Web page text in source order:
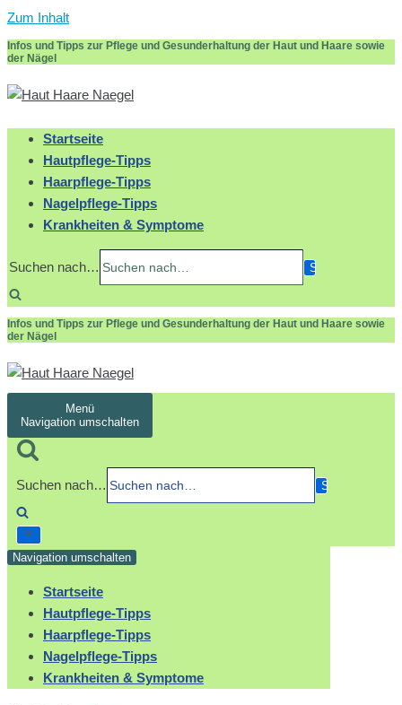
Zum Inhalt
Infos und Tipps zur Pflege und Gesunderhaltung der Haut und Haare sowie
der Nägel
Startseite
Hautpflege-Tipps
Haarpflege-Tipps
Nagelpflege-Tipps
Krankheiten & Symptome
Suchen nach…
Infos und Tipps zur Pflege und Gesunderhaltung der Haut und Haare sowie
der Nägel
Menü
Navigation umschalten
Suchen nach…
Navigation umschalten
Startseite
Hautpflege-Tipps
Haarpflege-Tipps
Nagelpflege-Tipps
Krankheiten & Symptome